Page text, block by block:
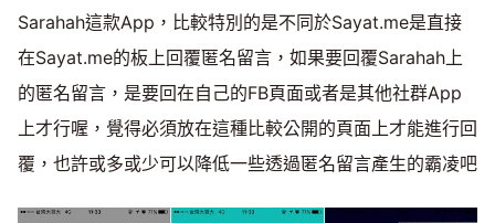
Sarahah這款App，比較特別的是不同於Sayat.me是直接
在Sayat.me的板上回覆匿名留言，如果要回覆Sarahah上
的匿名留言，是要回在自己的FB頁面或者是其他社群App
上才行喔，覺得必須放在這種比較公開的頁面上才能進行回
覆，也許或多或少可以降低一些透過匿名留言產生的霸凌吧